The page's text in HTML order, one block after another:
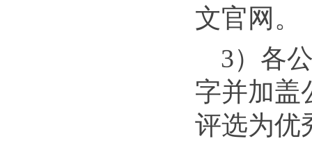
文官网。
3）各
字并加盖
评选为优